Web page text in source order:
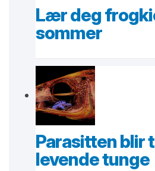
Lær deg
sommer
Parasitten blir
levende tunge